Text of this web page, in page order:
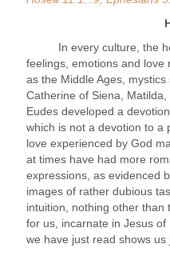
In every culture, the
feelings, emotions and love
as the Middle Ages,
Catherine of Siena,
Eudes developed a
which is not a devotion to a
love experienced by God
at times have had more
expressions, as evidenced
images of rather dubious
intuition, nothing other than
for us, incarnate in Jesus
we have just read shows